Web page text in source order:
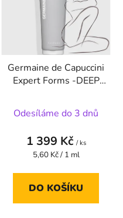
Germaine de Capuccini
Expert Forms -DEEP
vyživující krém 250 ml
Odesíláme do 3 dnů
1 399 Kč / ks
Měrná
5,60 Kč / 1 ml
DO KOŠÍKU